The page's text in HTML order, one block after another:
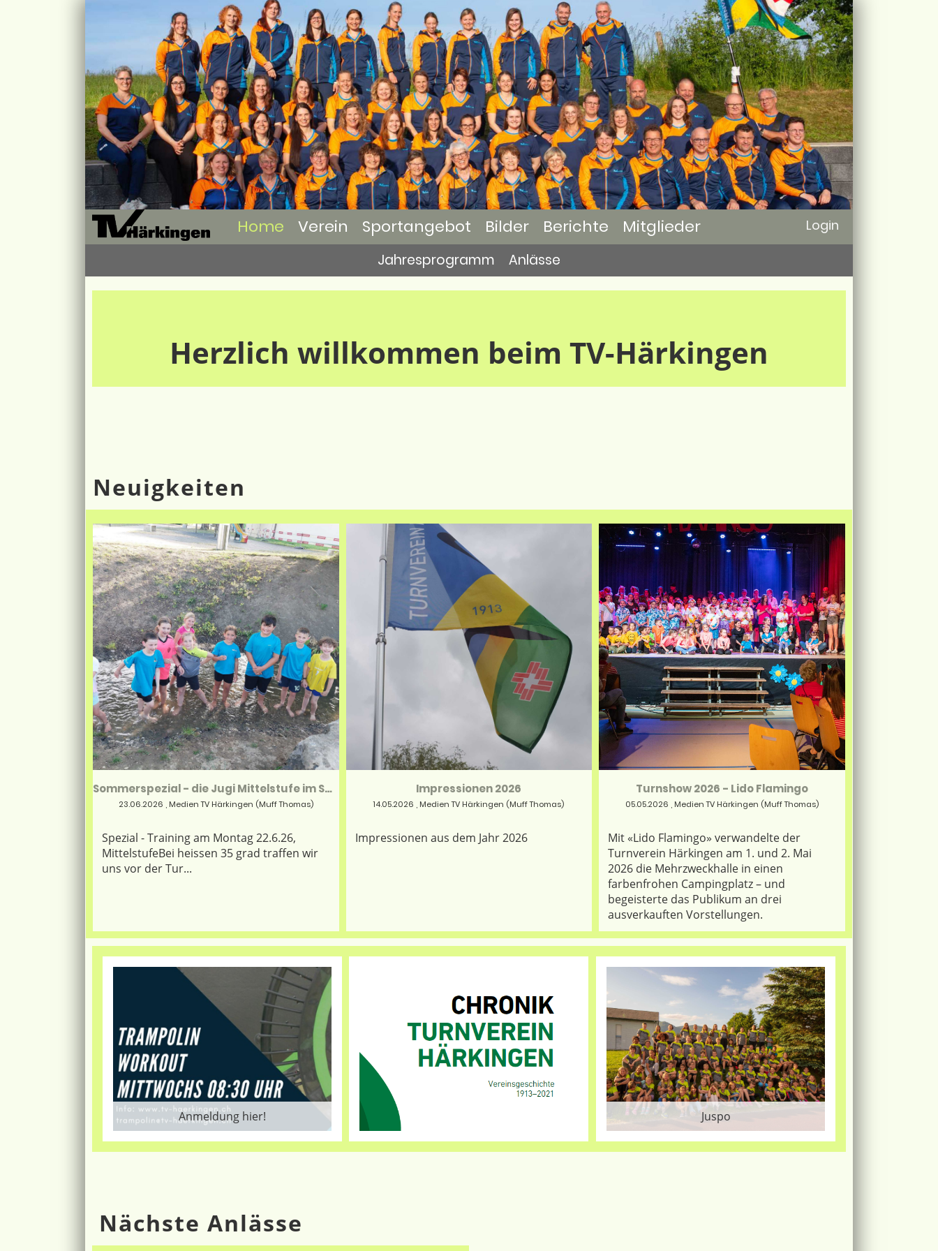
Home Verein Sportangebot Bilder Berichte Mitglieder Login
Jahresprogramm Anlässe
Herzlich willkommen beim TV-Härkingen
Neuigkeiten
Sommerspezial - die Jugi Mittelstufe im Sommermodus
23.06.2026 , Medien TV Härkingen (Muff Thomas)
Spezial - Training am Montag 22.6.26,
MittelstufeBei heissen 35 grad traffen wir
uns vor der Tur...
Impressionen 2026
14.05.2026 , Medien TV Härkingen (Muff Thomas)
Impressionen aus dem Jahr 2026
Turnshow 2026 - Lido Flamingo
05.05.2026 , Medien TV Härkingen (Muff Thomas)
Mit «Lido Flamingo» verwandelte der
Turnverein Härkingen am 1. und 2. Mai
2026 die Mehrzweckhalle in einen
farbenfrohen Campingplatz – und
begeisterte das Publikum an drei
ausverkauften Vorstellungen.
Anmeldung hier! Juspo
Nächste Anlässe